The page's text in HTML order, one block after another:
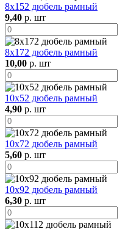
8х152 дюбель рамный
9,40 р. шт
8х172 дюбель рамный
10,00 р. шт
10х52 дюбель рамный
4,90 р. шт
10х72 дюбель рамный
5,60 р. шт
10х92 дюбель рамный
6,30 р. шт